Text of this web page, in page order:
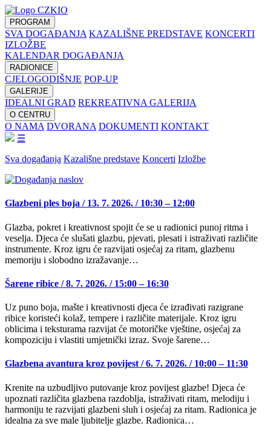
PROGRAM
SVA DOGAĐANJA KAZALIŠNE PREDSTAVE KONCERTI
IZLOŽBE
KALENDAR DOGAĐANJA
RADIONICE
CJELOGODIŠNJE POP-UP
GALERIJE
IDEALNI GRAD REKREATIVNA GALERIJA
O CENTRU
O NAMA DVORANA DOKUMENTI KONTAKT
☰
Sva događanja Kazališne predstave Koncerti Izložbe
Glazbeni ples boja / 13. 7. 2026. / 10:30 – 12:00
Glazba, pokret i kreativnost spojit će se u radionici punoj ritma i
veselja. Djeca će slušati glazbu, pjevati, plesati i istraživati različite
instrumente. Kroz igru će razvijati osjećaj za ritam, glazbenu
memoriju i slobodno izražavanje…
Šarene ribice / 8. 7. 2026. / 15:00 – 16:30
Uz puno boja, mašte i kreativnosti djeca će izrađivati razigrane
ribice koristeći kolaž, tempere i različite materijale. Kroz igru
oblicima i teksturama razvijat će motoričke vještine, osjećaj za
kompoziciju i vlastiti umjetnički izraz. Svoje šarene…
Glazbena avantura kroz povijest / 6. 7. 2026. / 10:00 – 11:30
Krenite na uzbudljivo putovanje kroz povijest glazbe! Djeca će
upoznati različita glazbena razdoblja, istraživati ritam, melodiju i
harmoniju te razvijati glazbeni sluh i osjećaj za ritam. Radionica je
idealna za sve male ljubitelje glazbe. Radionica…